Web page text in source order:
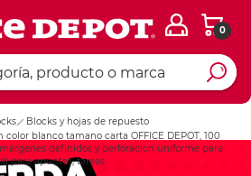
0
Blocks y hojas de repuesto
blanco tamano carta OFFICE DEPOT, 100
definidos y perforacion uniforme para
para apuntes, tareas
Ingresar Codigo